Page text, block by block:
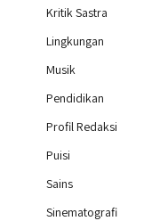
Kritik Sastra
Lingkungan
Musik
Pendidikan
Profil Redaksi
Puisi
Sains
Sinematografi